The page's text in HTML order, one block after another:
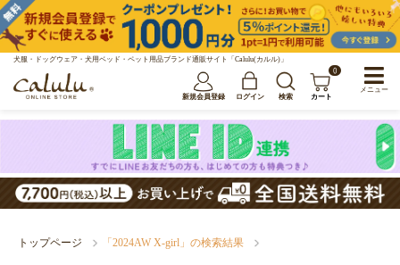
犬服・ドッグウェア・犬用ベッド・ペット用品ブランド通販サイト「Calulu(カルル)」
新規会員登録 ログイン 検索
0
カート
トップページ 「2024AW X-girl」の検索結果
メニュー